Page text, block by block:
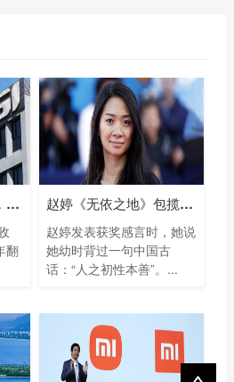
风波不断的华大基因，凭什么一年多赚
翻
赵婷《无依之地》包揽93届奥斯卡最佳导
赵婷发表获奖感言时，她说
她幼时背过一句中国古
话：“人之初性本善”。...